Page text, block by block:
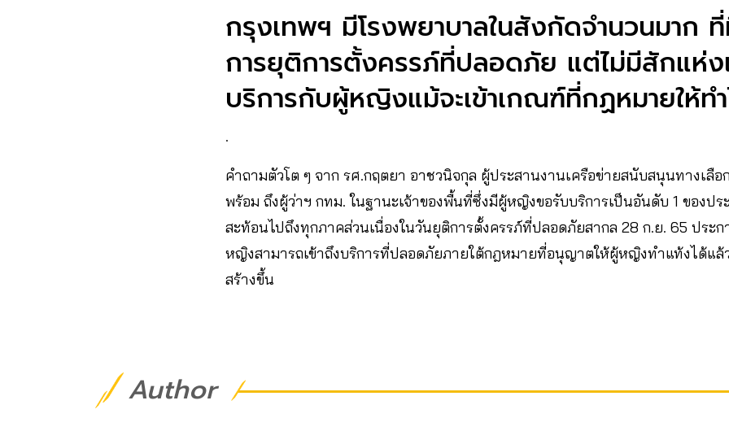
กรุงเทพฯ มีโรงพยาบาลในสังกัดจำนวนมาก
การยุติการตั้งครรภ์ที่ปลอดภัย แต่ไม่มีสักแห่ง
บริการกับผู้หญิงแม้จะเข้าเกณฑ์ที่กฏหมายให้ทำ
.
คำถามตัวโต ๆ จาก รศ.กฤตยา อาชวนิจกุล ผู้ประสานงานเครือข่ายสนับสนุนทางเลื
พร้อม ถึงผู้ว่าฯ กทม. ในฐานะเจ้าของพื้นที่ซึ่งมีผู้หญิงขอรับบริการเป็นอันดับ 1 ของป
สะท้อนไปถึงทุกภาคส่วนเนื่องในวันยุติการตั้งครรภ์ที่ปลอดภัยสากล 28 ก.ย. 65 ประ
หญิงสามารถเข้าถึงบริการที่ปลอดภัยภายใต้กฎหมายที่อนุญาตให้ผู้หญิงทำแท้งได้แล้
สร้างขึ้น
Author